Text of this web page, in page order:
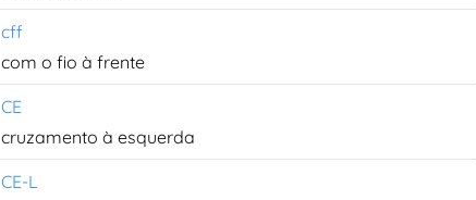
cff
com o fio à frente
CE
cruzamento à esquerda
CE-L